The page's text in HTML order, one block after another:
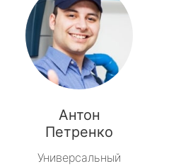
Антон
Петренко
Универсальный